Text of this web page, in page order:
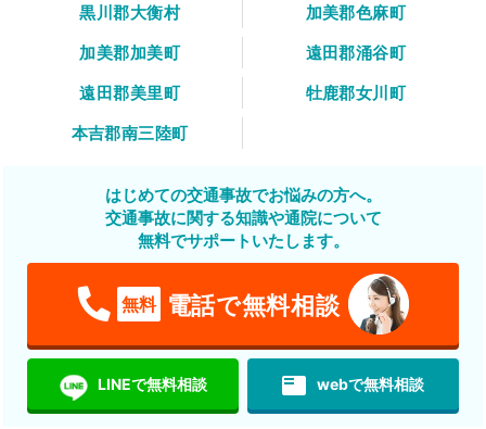
黒川郡大衡村
加美郡色麻町
加美郡加美町
遠田郡涌谷町
遠田郡美里町
牡鹿郡女川町
本吉郡南三陸町
はじめての交通事故でお悩みの方へ。
交通事故に関する知識や通院について
無料でサポートいたします。
無料 電話で無料相談
LINEで無料相談 featured_play_list webで無料相談